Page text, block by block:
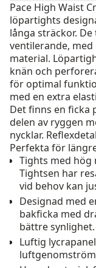
Pace High Waist
löpartights
långa sträckor.
ventilerande,
material.
knän och
för optimal
med en extra
Det finns en ficka
delen av ryggen
nycklar.
Perfekta för
Tights med hög
Tightsen har
vid behov kan
Designad med
bakficka med
bättre synlighet.
Luftig